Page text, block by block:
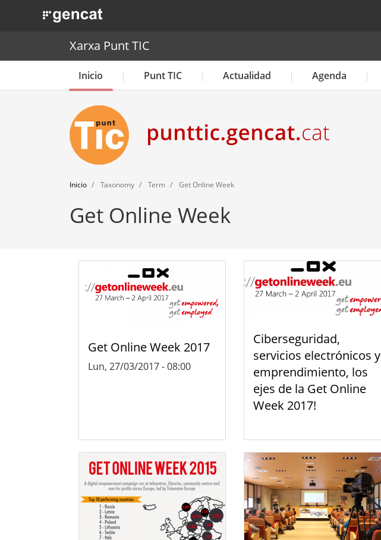
. Obre en una nova finestra.
Xarxa Punt TIC
Inicio Punt TIC Actualidad Agenda
Inicio Taxonomy Term Get Online Week
Get Online Week
Get Online Week 2017
Lun, 27/03/2017 - 08:00
Ciberseguridad,
servicios electrónicos y
emprendimiento, los
ejes de la Get Online
Week 2017!